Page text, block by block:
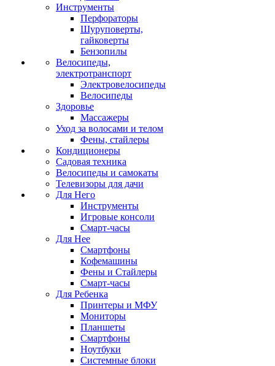
Инструменты
Перфораторы
Шуруповерты,
гайковерты
Бензопилы
Велосипеды,
электротранспорт
Электровелосипеды
Велосипеды
Здоровье
Массажеры
Уход за волосами и телом
Фены, стайлеры
Кондиционеры
Садовая техника
Велосипеды и самокаты
Телевизоры для дачи
Для Него
Инструменты
Игровые консоли
Смарт-часы
Для Нее
Смартфоны
Кофемашины
Фены и Стайлеры
Смарт-часы
Для Ребенка
Принтеры и МФУ
Мониторы
Планшеты
Смартфоны
Ноутбуки
Системные блоки